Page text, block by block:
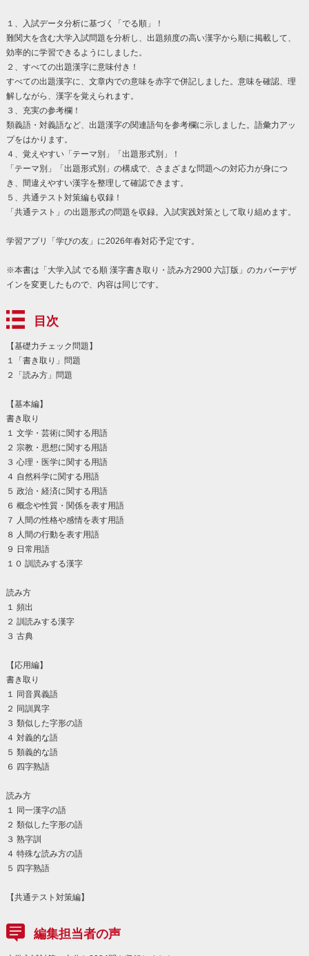
１、入試データ分析に基づく「でる順」！
難関大を含む大学入試問題を分析し、出題頻度の高い漢字から順に掲載して、
効率的に学習できるようにしました。
２、すべての出題漢字に意味付き！
すべての出題漢字に、文章内での意味を赤字で併記しました。意味を確認、理
解しながら、漢字を覚えられます。
３、充実の参考欄！
類義語・対義語など、出題漢字の関連語句を参考欄に示しました。語彙力アッ
プをはかります。
４、覚えやすい「テーマ別」「出題形式別」！
「テーマ別」「出題形式別」の構成で、さまざまな問題への対応力が身につ
き、間違えやすい漢字を整理して確認できます。
５、共通テスト対策編も収録！
「共通テスト」の出題形式の問題を収録。入試実践対策として取り組めます。
学習アプリ「学びの友」に2026年春対応予定です。
※本書は「大学入試 でる順 漢字書き取り・読み方2900 六訂版」のカバーデザ
インを変更したもので、内容は同じです。
目次
【基礎力チェック問題】
１「書き取り」問題
２「読み方」問題
【基本編】
書き取り
１ 文学・芸術に関する用語
２ 宗教・思想に関する用語
３ 心理・医学に関する用語
４ 自然科学に関する用語
５ 政治・経済に関する用語
６ 概念や性質・関係を表す用語
７ 人間の性格や感情を表す用語
８ 人間の行動を表す用語
９ 日常用語
１０ 訓読みする漢字
読み方
１ 頻出
２ 訓読みする漢字
３ 古典
【応用編】
書き取り
１ 同音異義語
２ 同訓異字
３ 類似した字形の語
４ 対義的な語
５ 類義的な語
６ 四字熟語
読み方
１ 同一漢字の語
２ 類似した字形の語
３ 熟字訓
４ 特殊な読み方の語
５ 四字熟語
【共通テスト対策編】
編集担当者の声